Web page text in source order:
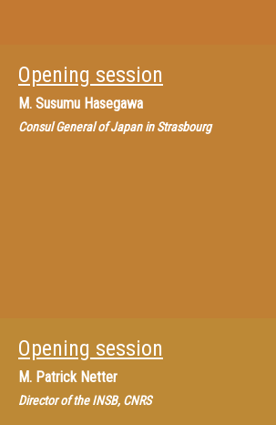
Opening session
M. Susumu Hasegawa
Consul General of Japan in Strasbourg
Opening session
M. Patrick Netter
Director of the INSB, CNRS